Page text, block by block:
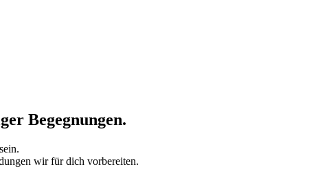
Begegnungen.
wir für dich vorbereiten.